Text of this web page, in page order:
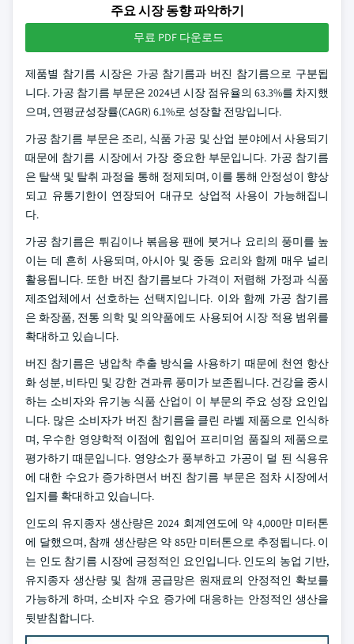
주요 시장 동향 파악하기
무료 PDF 다운로드
제품별 참기름 시장은 가공 참기름과 버진 참기름으로 구분됩
니다. 가공 참기름 부문은 2024년 시장 점유율의 63.3%를 차지했
으며, 연평균성장률(CAGR) 6.1%로 성장할 전망입니다.
가공 참기름 부문은 조리, 식품 가공 및 산업 분야에서 사용되기
때문에 참기름 시장에서 가장 중요한 부문입니다. 가공 참기름
은 탈색 및 탈취 과정을 통해 정제되며, 이를 통해 안정성이 향상
되고 유통기한이 연장되어 대규모 상업적 사용이 가능해집니
다.
가공 참기름은 튀김이나 볶음용 팬에 붓거나 요리의 풍미를 높
이는 데 흔히 사용되며, 아시아 및 중동 요리와 함께 매우 널리
활용됩니다. 또한 버진 참기름보다 가격이 저렴해 가정과 식품
제조업체에서 선호하는 선택지입니다. 이와 함께 가공 참기름
은 화장품, 전통 의학 및 의약품에도 사용되어 시장 적용 범위를
확대하고 있습니다.
버진 참기름은 냉압착 추출 방식을 사용하기 때문에 천연 항산
화 성분, 비타민 및 강한 견과류 풍미가 보존됩니다. 건강을 중시
하는 소비자와 유기농 식품 산업이 이 부문의 주요 성장 요인입
니다. 많은 소비자가 버진 참기름을 클린 라벨 제품으로 인식하
며, 우수한 영양학적 이점에 힘입어 프리미엄 품질의 제품으로
평가하기 때문입니다. 영양소가 풍부하고 가공이 덜 된 식용유
에 대한 수요가 증가하면서 버진 참기름 부문은 점차 시장에서
입지를 확대하고 있습니다.
인도의 유지종자 생산량은 2024 회계연도에 약 4,000만 미터톤
에 달했으며, 참깨 생산량은 약 85만 미터톤으로 추정됩니다. 이
는 인도 참기름 시장에 긍정적인 요인입니다. 인도의 농업 기반,
유지종자 생산량 및 참깨 공급망은 원재료의 안정적인 확보를
가능하게 하며, 소비자 수요 증가에 대응하는 안정적인 생산을
뒷받침합니다.